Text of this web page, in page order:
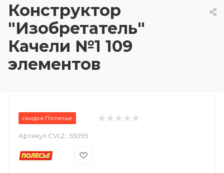
Конструктор
"Изобретатель"
Качели №1 109
элементов
скидка Полесье
Артикул CVL2:: 55095